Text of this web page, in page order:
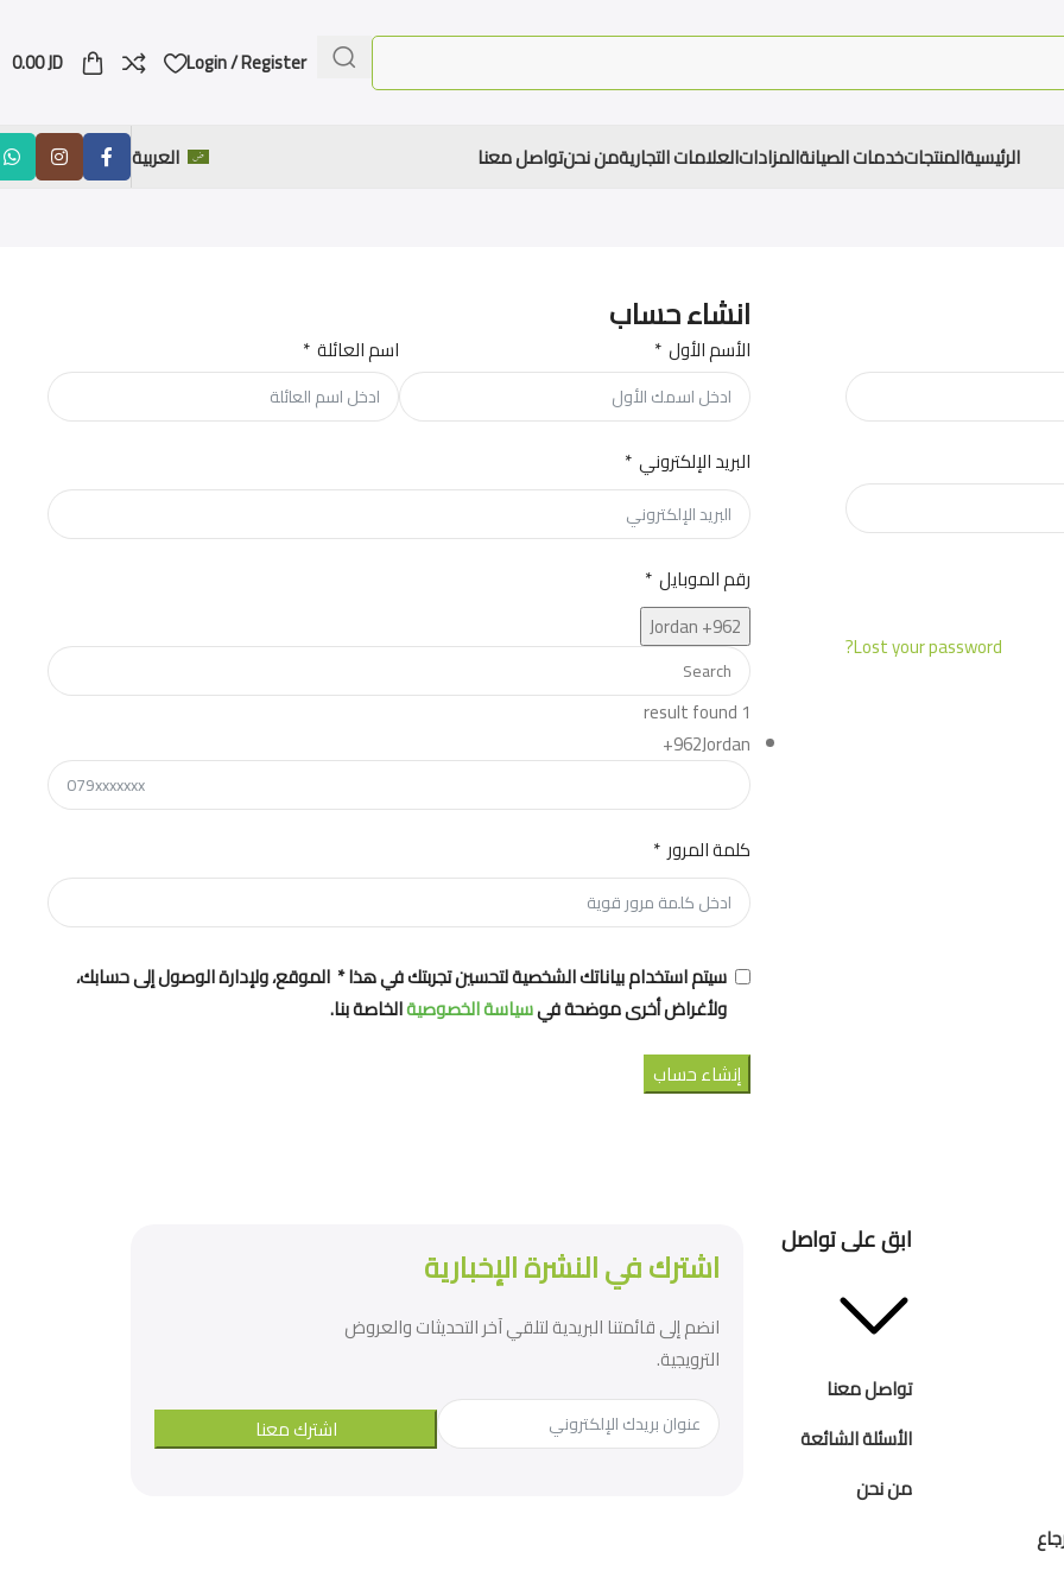
Login / Register
0.00JD
الرئيسيةالمنتجاتخدمات الصيانةالمزاداتالعلامات التجاريةمن نحنتواصل معنا العربية
Lost your password?
انشاء حساب
الأسم الأول اسم العائلة
البريد الإلكتروني
رقم الموبايل
Jordan +962
1 result found
Jordan
+962
كلمة المرور
سيتم استخدام بياناتك الشخصية لتحسين تجربتك في هذا * الموقع، ولإدارة الوصول إلى حسابك،
ولأغراض أخرى موضحة فيسياسة الخصوصيةالخاصة بنا.
إنشاء حساب
ابق على تواصل
تواصل معنا
الأسئلة الشائعة
من نحن
اشترك في النشرة الإخبارية
انضم إلى قائمتنا البريدية لتلقي آخر التحديثات والعروض
الترويجية.
اشترك معنا